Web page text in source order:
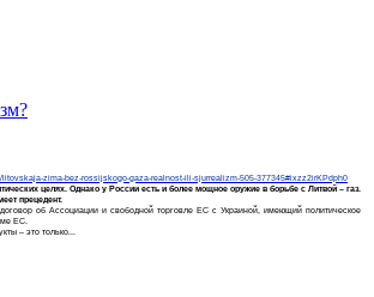
zima-bez-rossijskogo-gaza-realnost-ili-sjurrealizm-505-377345#ixzz2irKPdph0
целях. Однако у России есть и более мощное оружие в борьбе с Литвой – газ.
прецедент.
об Ассоциации и свободной торговле ЕС с Украиной, имеющий политическое
ЕС.
– это только...